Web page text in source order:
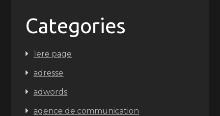
Categories
1ere page
adresse
adwords
agence de communication